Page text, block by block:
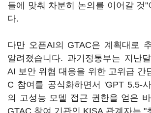
들에 맞춰 차분히 논의를 이어갈 것"
다.
다만 오픈AI의 GTAC은 계획대로
알려졌습니다. 과기정통부는 지난
AI 보안 위협 대응을 위한 고위급 간
C 참여를 공식화하면서 'GPT 5.5-
의 고성능 모델 접근 권한을 얻은
GTAC 참여 기관인 KISA 관계자는 "